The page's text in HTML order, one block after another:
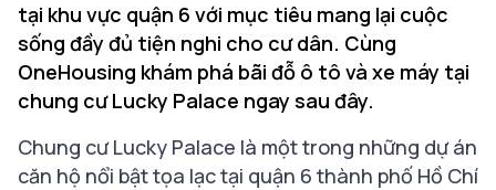
tại khu vực quận 6 với mục tiêu mang lại cuộc
sống đầy đủ tiện nghi cho cư dân. Cùng
OneHousing khám phá bãi đỗ ô tô và xe máy tại
chung cư Lucky Palace ngay sau đây.
Chung cư Lucky Palace là một trong những dự án
căn hộ nổi bật tọa lạc tại quận 6 thành phố Hồ Chí